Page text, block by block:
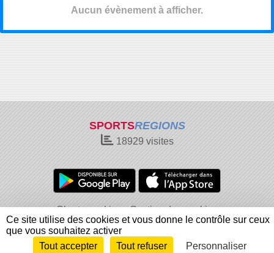
Aucun évènement à afficher.
SPORTSREGIONS
18929 visites
Charte cookies
Gestion des cookies
Informations légales
Signaler un contenu inapproprié
Envie de participer ? Connexion
Ce site utilise des cookies et vous donne le contrôle sur ceux
que vous souhaitez activer
Tout accepter
Tout refuser Personnaliser